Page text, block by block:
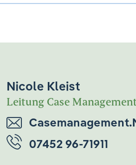
Nicole Kleist
Leitung Case
07452 96-71911